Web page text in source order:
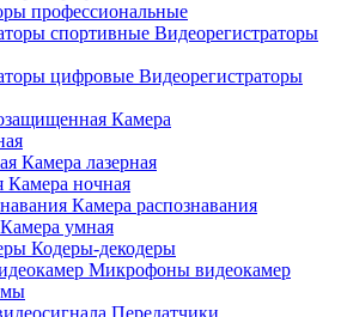
профессиональные
Видеорегистраторы
Видеорегистраторы
Камера
Камера лазерная
Камера ночная
Камера распознавания
Камера умная
Кодеры-декодеры
Микрофоны видеокамер
Передатчики